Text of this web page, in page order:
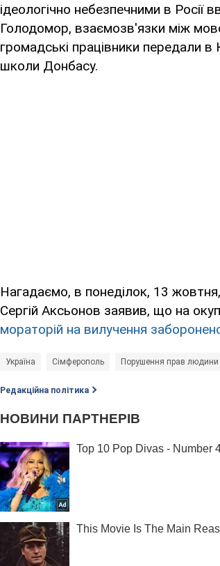
ідеологічно небезпечними в
Голодомор, взаємозв'язки між
громадські працівники передали в
школи Донбасу.
Нагадаємо, в понеділок, 13
Сергій Аксьонов заявив, що на
мораторій на вилучення
Україна Сімферополь Порушення прав
Редакційна політика